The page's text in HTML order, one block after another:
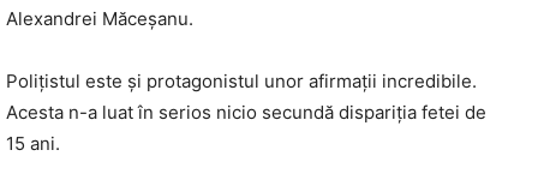
Alexandrei Măceșanu.
Polițistul este și protagonistul unor afirmații incredibile.
Acesta n-a luat în serios nicio secundă dispariția fetei de
15 ani.